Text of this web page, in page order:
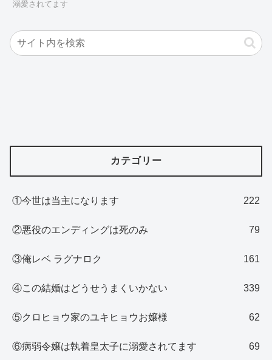
溺愛されてます
カテゴリー
①今世は当主になります 222
②悪役のエンディングは死のみ 79
③俺レベ ラグナロク 161
④この結婚はどうせうまくいかない 339
⑤クロヒョウ家のユキヒョウお嬢様 62
⑥病弱令嬢は執着皇太子に溺愛されてます 69